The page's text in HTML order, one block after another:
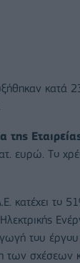
κατά
της
ευρώ. Tο
κατέχει το
του
των σχέσεων